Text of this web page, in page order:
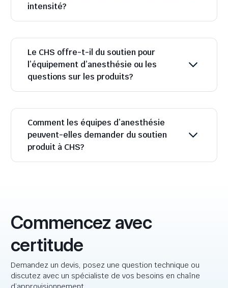
intensité?
Le CHS offre-t-il du soutien pour
l’équipement d’anesthésie ou les
questions sur les produits?
Comment les équipes d’anesthésie
peuvent-elles demander du soutien
produit à CHS?
Commencez avec
certitude
Demandez un devis, posez une question technique ou
discutez avec un spécialiste de vos besoins en chaîne